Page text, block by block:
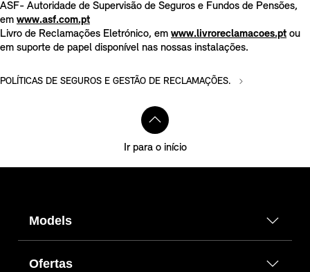
ASF- Autoridade de Supervisão de Seguros e Fundos de Pensões,
em www.asf.com.pt
Livro de Reclamações Eletrónico, em www.livroreclamacoes.pt ou
em suporte de papel disponível nas nossas instalações.
POLÍTICAS DE SEGUROS E GESTÃO DE RECLAMAÇÕES.
Ir para o início
Models
Ofertas